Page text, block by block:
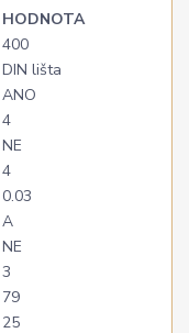
HODNOTA
400
DIN lišta
ANO
4
NE
4
0.03
A
NE
3
79
25